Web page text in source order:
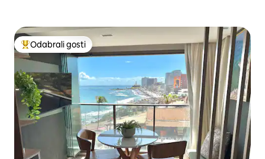
Među najviše rangiranima s oznakom „Odabrali gosti”
Odabrali gosti